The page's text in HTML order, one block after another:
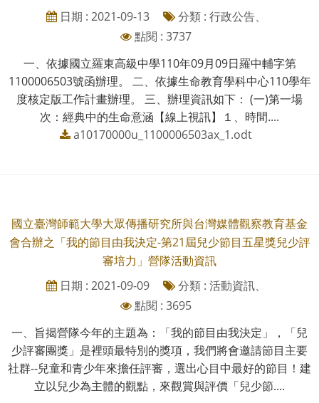
日期 : 2021-09-13
分類 : 行政公告、
點閱 : 3737
一、依據國立羅東高級中學110年09月09日羅中輔字第
1100006503號函辦理。 二、依據生命教育學科中心110學年
度核定版工作計畫辦理。 三、辦理資訊如下： (一)第一場
次：經典中的生命意涵【線上視訊】１、時間....
a10170000u_1100006503ax_1.odt
國立臺灣師範大學大眾傳播研究所與台灣媒體觀察教育基金
會合辦之「我的節目由我決定-第21屆兒少節目五星獎兒少評
審培力」營隊活動資訊
日期 : 2021-09-09
分類 : 活動資訊、
點閱 : 3695
一、旨揭營隊今年的主題為：「我的節目由我決定」，「兒
少評審團獎」是裡頭最特別的獎項，我們將會邀請節目主要
社群--兒童和青少年來擔任評審，選出心目中最好的節目！建
立以兒少為主體的觀點，來觀賞與評價「兒少節....